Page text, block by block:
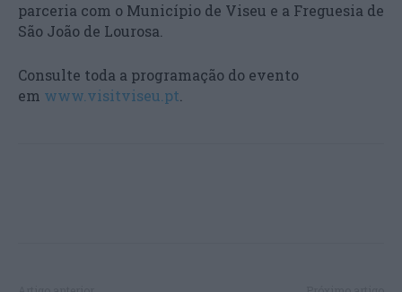
parceria com o Município de Viseu e a Freguesia de
São João de Lourosa.
Consulte toda a programação do evento
em www.visitviseu.pt